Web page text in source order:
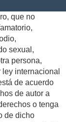
que no
sexual,
persona,
internacional
de acuerdo
de autor a
o tenga
de dicho